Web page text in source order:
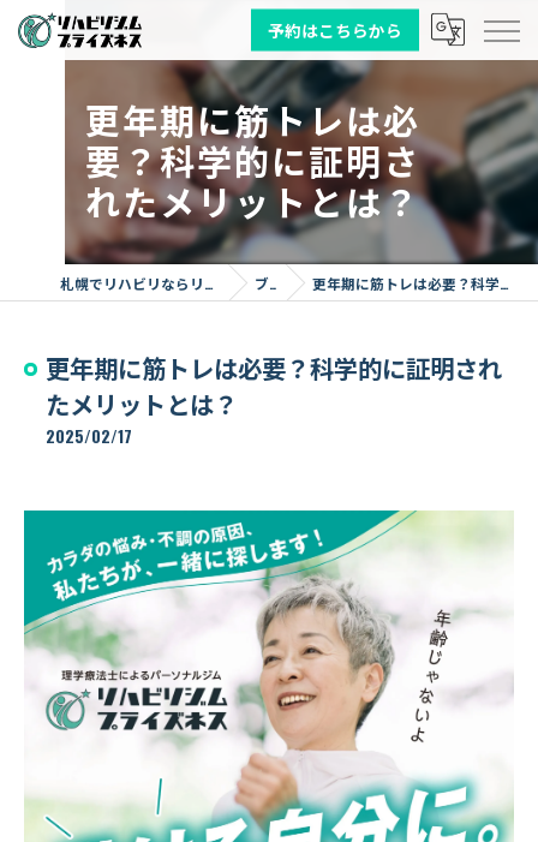
予約はこちらから
更年期に筋トレは必
要？科学的に証明さ
れたメリットとは？
札幌でリハビリならリハビリジム プライズネス ブログ 更年期に筋トレは必要？科学的に証明されたメリットとは？
更年期に筋トレは必要？科学的に証明され
たメリットとは？
2025/02/17